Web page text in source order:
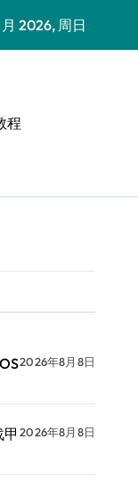
2026, 周日
程
2026年8月8日
2026年8月8日